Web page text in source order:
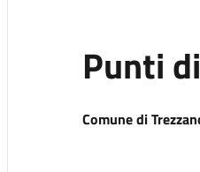
Punti
Comune di